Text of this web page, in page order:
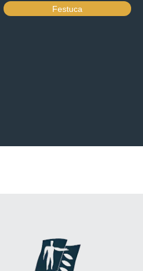
Festuca